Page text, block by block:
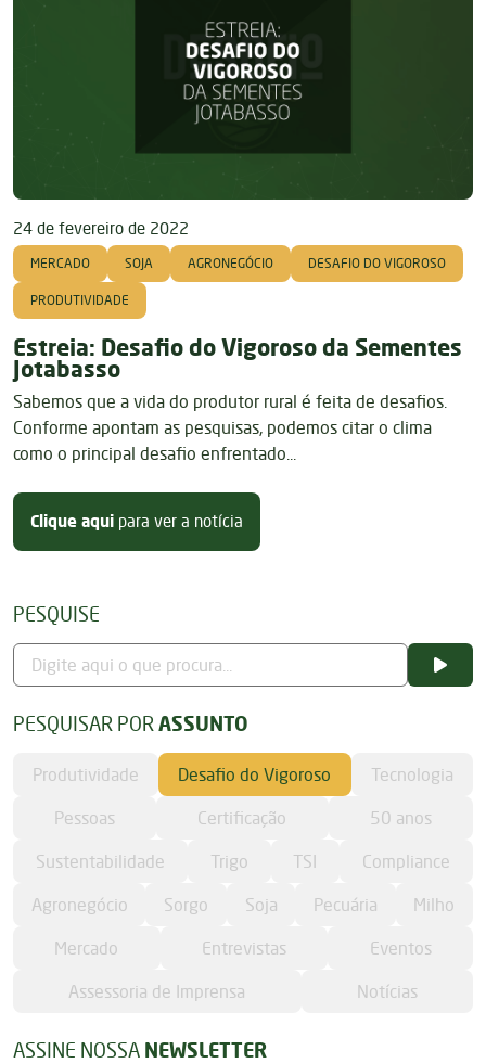
24 de fevereiro de 2022
MERCADO SOJA AGRONEGÓCIO DESAFIO DO VIGOROSO
PRODUTIVIDADE
Estreia: Desafio do Vigoroso da Sementes
Jotabasso
Sabemos que a vida do produtor rural é feita de desafios.
Conforme apontam as pesquisas, podemos citar o clima
como o principal desafio enfrentado...
Clique aqui para ver a notícia
PESQUISE
PESQUISAR POR ASSUNTO
Produtividade Desafio do Vigoroso
Tecnologia
Pessoas
Certificação
50 anos
Sustentabilidade
Trigo TSI
Compliance
Agronegócio
Sorgo Soja Pecuária
Milho
Mercado
Entrevistas
Eventos
Assessoria de Imprensa
Notícias
ASSINE NOSSA NEWSLETTER